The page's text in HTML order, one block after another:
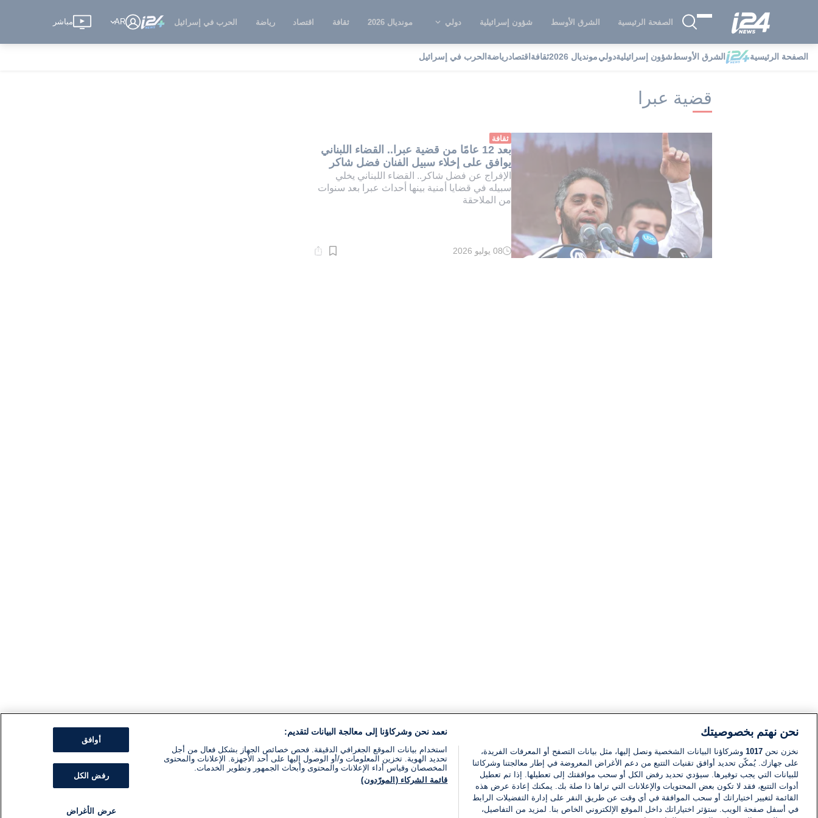
الصفحة الرئيسية الشرق الأوسط شؤون إسرائيلية دولي مونديال 2026 ثقافة اقتصاد رياضة الحرب في إسرائيل AR مباشر
الصفحة الرئيسية الشرق الأوسطشؤون إسرائيليةدوليمونديال 2026 ثقافة اقتصادرياضة الحرب في إسرائيل i24NEWS i24NEWS فهرس علامات قضية عبرا
قضية عبرا
ثقافة
بعد 12 عامًا من قضية عبرا.. القضاء اللبناني
يوافق على إخلاء سبيل الفنان فضل شاكر
الإفراج عن فضل شاكر.. القضاء اللبناني يخلي
سبيله في قضايا أمنية بينها أحداث عبرا بعد سنوات
من الملاحقة
وقت
08 يوليو 2026
نحن نهتم بخصوصيتك
نخزن نحن 1017 وشركاؤنا البيانات الشخصية ونصل إليها، مثل بيانات التصفح أو المعرفات الفريدة،
على جهازك. يُمكّن تحديد أوافق تقنيات التتبع من دعم الأغراض المعروضة في إطار معالجتنا وشركائنا
للبيانات التي يجب توفيرها. سيؤدي تحديد رفض الكل أو سحب موافقتك إلى تعطيلها. إذا تم تعطيل
أدوات التتبع، فقد لا تكون بعض المحتويات والإعلانات التي تراها ذا صلة بك. يمكنك إعادة عرض هذه
القائمة لتغيير اختياراتك أو سحب الموافقة في أي وقت عن طريق النقر على إدارة التفضيلات الرابط
في أسفل صفحة الويب. ستؤثر اختياراتك داخل الموقع الإلكتروني الخاص بنا. لمزيد من التفاصيل،
نعمد نحن وشركاؤنا إلى معالجة البيانات لتقديم:
استخدام بيانات الموقع الجغرافي الدقيقة. فحص خصائص الجهاز بشكل فعال من أجل
تحديد الهوية. تخزين المعلومات و/أو الوصول إليها على أحد الأجهزة. الإعلانات والمحتوى
المخصصان وقياس أداء الإعلانات والمحتوى وأبحاث الجمهور وتطوير الخدمات.
قائمة الشركاء (المورّدون)
أوافق
رفض الكل
عرض الأغراض